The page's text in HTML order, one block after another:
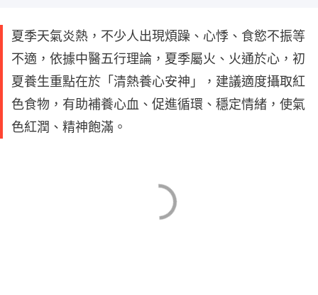
夏季天氣炎熱，不少人出現煩躁、心悸、食慾不振等
不適，依據中醫五行理論，夏季屬火、火通於心，初
夏養生重點在於「清熱養心安神」，建議適度攝取紅
色食物，有助補養心血、促進循環、穩定情緒，使氣
色紅潤、精神飽滿。